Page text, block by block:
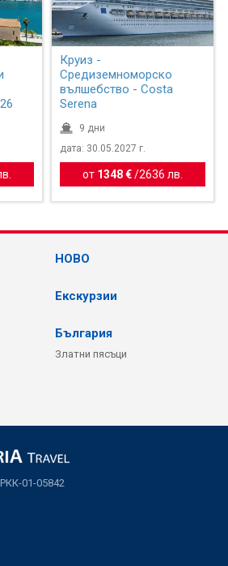
Круиз -
Средиземноморско
вълшебство - Costa
Serena
9 дни
дата: 30.05.2027 г.
от 1348 €/2636 лв.
НОВО
Екскурзии
България
Златни пясъци
01-05842